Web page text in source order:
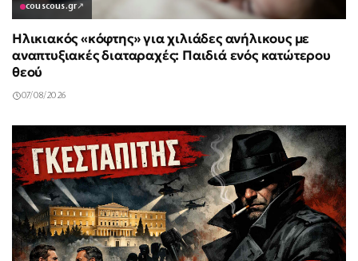
couscous.gr↗
Ηλικιακός «κόφτης» για χιλιάδες ανήλικους με
αναπτυξιακές διαταραχές: Παιδιά ενός κατώτερου
θεού
07/08/2026